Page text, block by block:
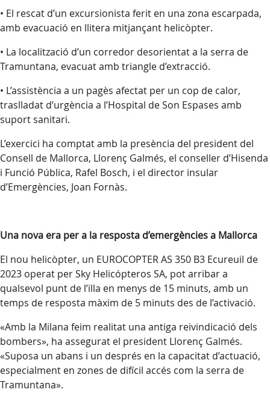
• El rescat d’un excursionista ferit en una zona escarpada,
amb evacuació en llitera mitjançant helicòpter.
• La localització d’un corredor desorientat a la serra de
Tramuntana, evacuat amb triangle d’extracció.
• L’assistència a un pagès afectat per un cop de calor,
traslladat d’urgència a l’Hospital de Son Espases amb
suport sanitari.
L’exercici ha comptat amb la presència del president del
Consell de Mallorca, Llorenç Galmés, el conseller d’Hisenda
i Funció Pública, Rafel Bosch, i el director insular
d’Emergències, Joan Fornàs.
Una nova era per a la resposta d’emergències a Mallorca
El nou helicòpter, un EUROCOPTER AS 350 B3 Ecureuil de
2023 operat per Sky Helicópteros SA, pot arribar a
qualsevol punt de l’illa en menys de 15 minuts, amb un
temps de resposta màxim de 5 minuts des de l’activació.
«Amb la Milana feim realitat una antiga reivindicació dels
bombers», ha assegurat el president Llorenç Galmés.
«Suposa un abans i un després en la capacitat d’actuació,
especialment en zones de difícil accés com la serra de
Tramuntana».